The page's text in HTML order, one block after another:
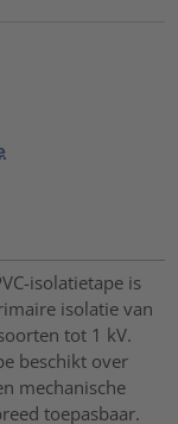
isolatietape is
isolatie van
tot 1 kV.
beschikt over
mechanische
toepasbaar.